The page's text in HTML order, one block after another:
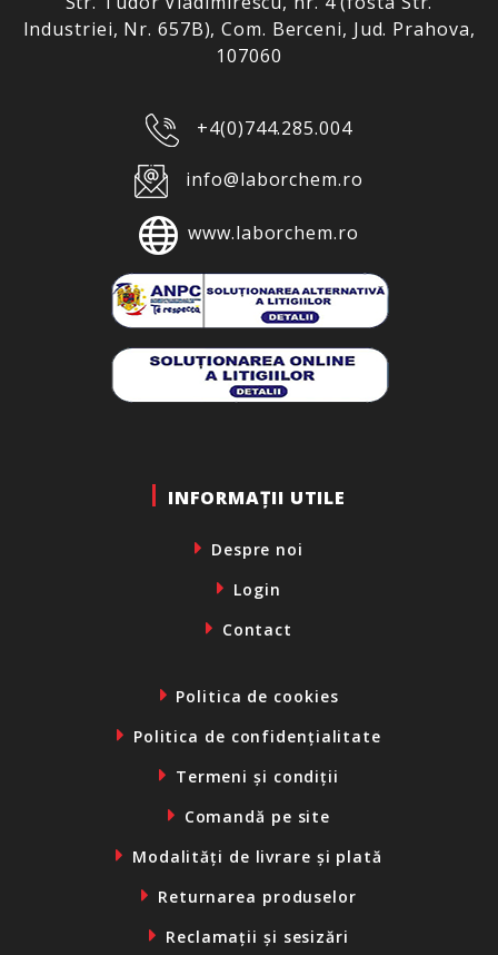
Industriei, Nr. 657B), Com. Berceni, Jud. Prahova,
107060
+4(0)744.285.004
info@laborchem.ro
www.laborchem.ro
INFORMAȚII UTILE
Despre noi
Login
Contact
Politica de cookies
Politica de confidențialitate
Termeni și condiții
Comandă pe site
Modalități de livrare și plată
Returnarea produselor
Reclamații și sesizări